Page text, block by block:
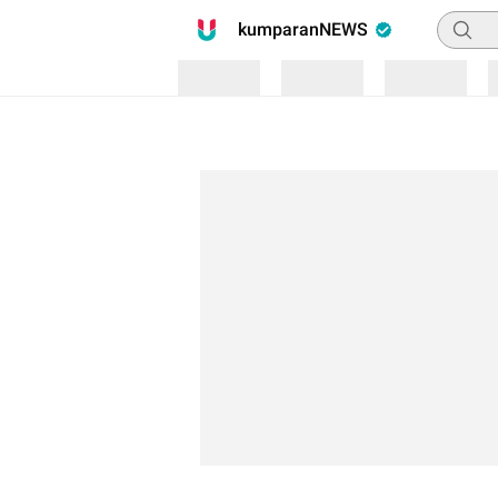
kumparanNEWS